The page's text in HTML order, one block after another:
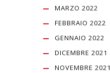
MARZO 2022
FEBBRAIO 2022
GENNAIO 2022
DICEMBRE 2021
NOVEMBRE 2021